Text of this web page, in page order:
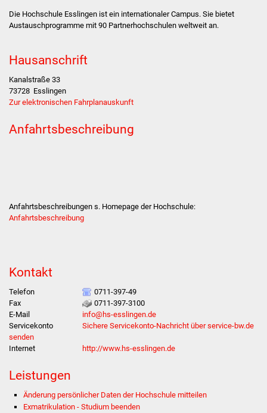
Presse
Lebenslagen
Bildung
Die Hochschule Esslingen ist ein internationaler Campus. Sie bietet
Austauschprogramme mit 90 Partnerhochschulen weltweit an.
Hausanschrift
Kanalstraße 33
73728 Esslingen
Zur elektronischen Fahrplanauskunft
Anfahrtsbeschreibung
Anfahrtsbeschreibungen s. Homepage der Hochschule:
Anfahrtsbeschreibung
Kontakt
Telefon
0711-397-49
Fax
0711-397-3100
E-Mail
info@hs-esslingen.de
Servicekonto
Sichere Servicekonto-Nachricht über service-bw.de
senden
Internet
http://www.hs-esslingen.de
Leistungen
Änderung persönlicher Daten der Hochschule mitteilen
Exmatrikulation - Studium beenden